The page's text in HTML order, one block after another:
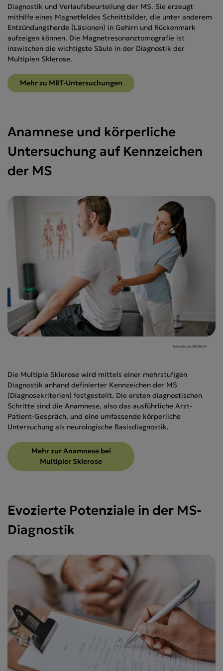
Diagnostik und Verlaufsbeurteilung der MS. Sie erzeugt
mithilfe eines Magnetfeldes Schnittbilder, die unter anderem
Entzündungsherde (Läsionen) in Gehirn und Rückenmark
aufzeigen können. Die Magnetresonanztomografie ist
inzwischen die wichtigste Säule in der Diagnostik der
Multiplen Sklerose.
Mehr zu MRT-Untersuchungen
Anamnese und körperliche
Untersuchung auf Kennzeichen
der MS
AdobeStock_370350241
Die Multiple Sklerose wird mittels einer mehrstufigen
Diagnostik anhand definierter Kennzeichen der MS
(Diagnosekriterien) festgestellt. Die ersten diagnostischen
Schritte sind die Anamnese, also das ausführliche Arzt-
Patient-Gespräch, und eine umfassende körperliche
Untersuchung als neurologische Basisdiagnostik.
Mehr zur Anamnese bei
Multipler Sklerose
Evozierte Potenziale in der MS-
Diagnostik